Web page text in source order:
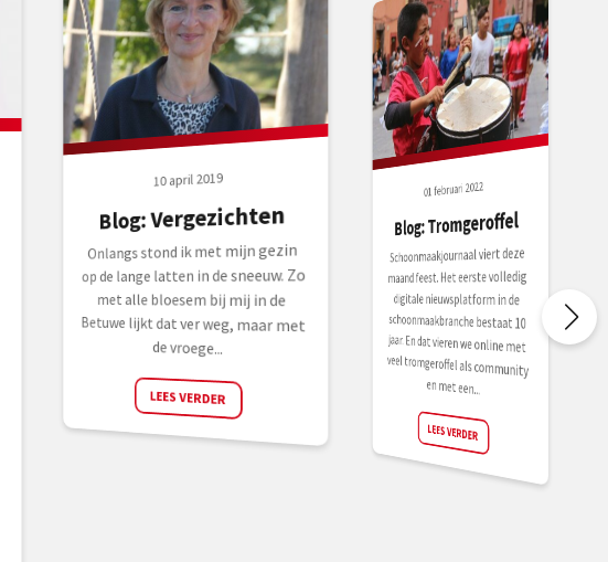
10 april 2019
Blog: Vergezichten
Onlangs stond ik met mijn gezin
op de lange latten in de sneeuw. Zo
met alle bloesem bij mij in de
Betuwe lijkt dat ver weg, maar met
de vroege...
LEES VERDER
01 februari 2022
Blog: Tromgeroffel
Schoonmaakjournaal viert deze
maand feest. Het eerste volledig
digitale nieuwsplatform in de
schoonmaakbranche bestaat 10
jaar. En dat vieren we online met
veel tromgeroffel als community
en met een...
LEES VERDER